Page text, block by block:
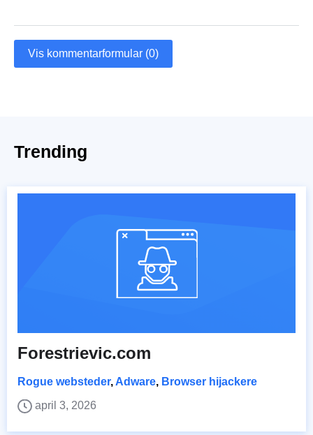
Vis kommentarformular (0)
Trending
Forestrievic.com
Rogue websteder, Adware, Browser hijackere
april 3, 2026